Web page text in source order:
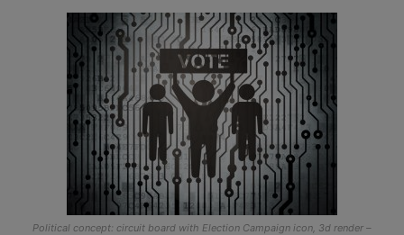
Political concept: circuit board with Election Campaign icon, 3d render –